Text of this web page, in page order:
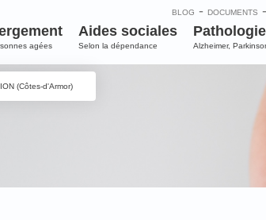
BLOG - DOCUMENTS -
agées
Aides sociales
Selon la dépendance Alzheimer,
(Côtes-d'Armor)